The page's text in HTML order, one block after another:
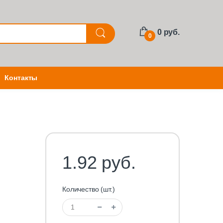
0 0 руб.
Контакты
1.92 руб.
Количество (шт.)